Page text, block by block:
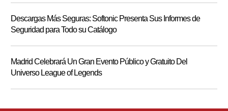
Descargas Más Seguras: Softonic Presenta Sus Informes de
Seguridad para Todo su Catálogo
Madrid Celebrará Un Gran Evento Público y Gratuito Del
Universo League of Legends